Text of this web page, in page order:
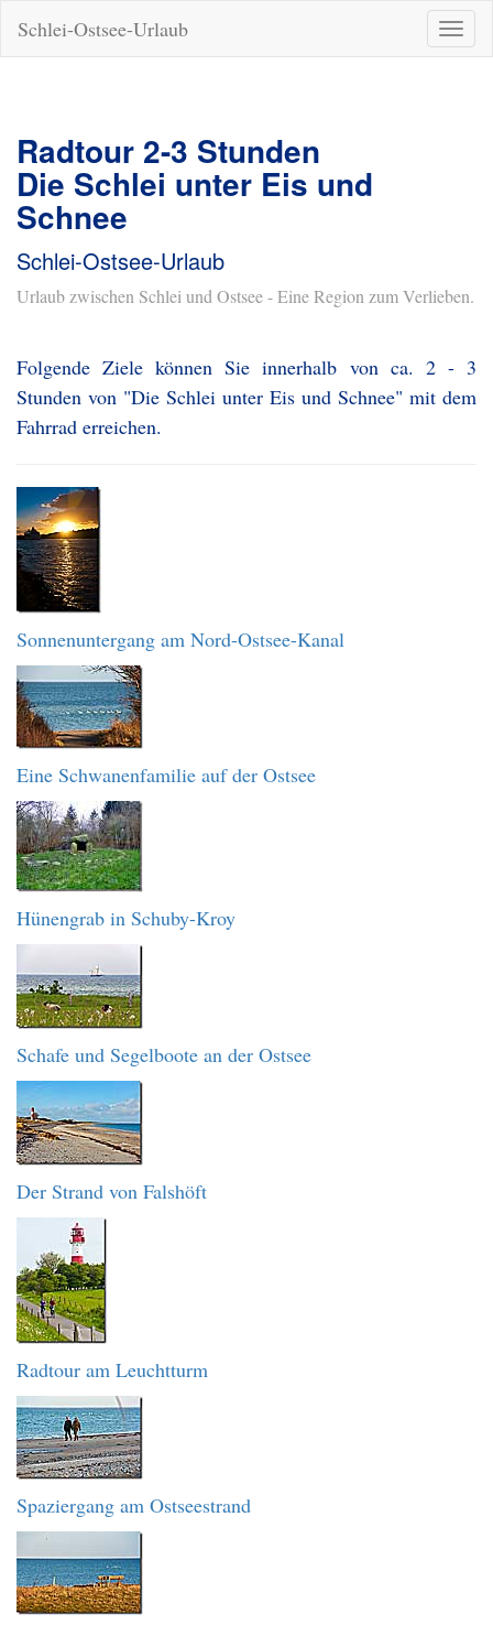
ein-/
Schlei-Ostsee-Urlaub
Radtour 2-3 Stunden
Die Schlei unter Eis und
Schnee
Schlei-Ostsee-Urlaub
Urlaub zwischen Schlei und Ostsee - Eine Region zum Verlieben.
Folgende Ziele können Sie innerhalb von ca. 2 - 3
Stunden von "Die Schlei unter Eis und Schnee" mit dem
Fahrrad erreichen.
Sonnenuntergang am Nord-Ostsee-Kanal
Eine Schwanenfamilie auf der Ostsee
Hünengrab in Schuby-Kroy
Schafe und Segelboote an der Ostsee
Der Strand von Falshöft
Radtour am Leuchtturm
Spaziergang am Ostseestrand